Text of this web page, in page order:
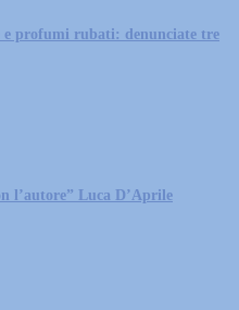
e profumi rubati: denunciate tre
l’autore” Luca D’Aprile